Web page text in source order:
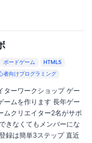
ボードゲーム
HTML5
者向けプログラミング
ターワークショップ ゲー
ームを作ります 長年ゲー
ムクリエイター2名がサポ
きなくてもメンバーにな
録は簡単3ステップ 直近